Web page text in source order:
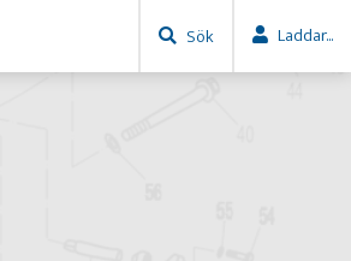
Sök Laddar...